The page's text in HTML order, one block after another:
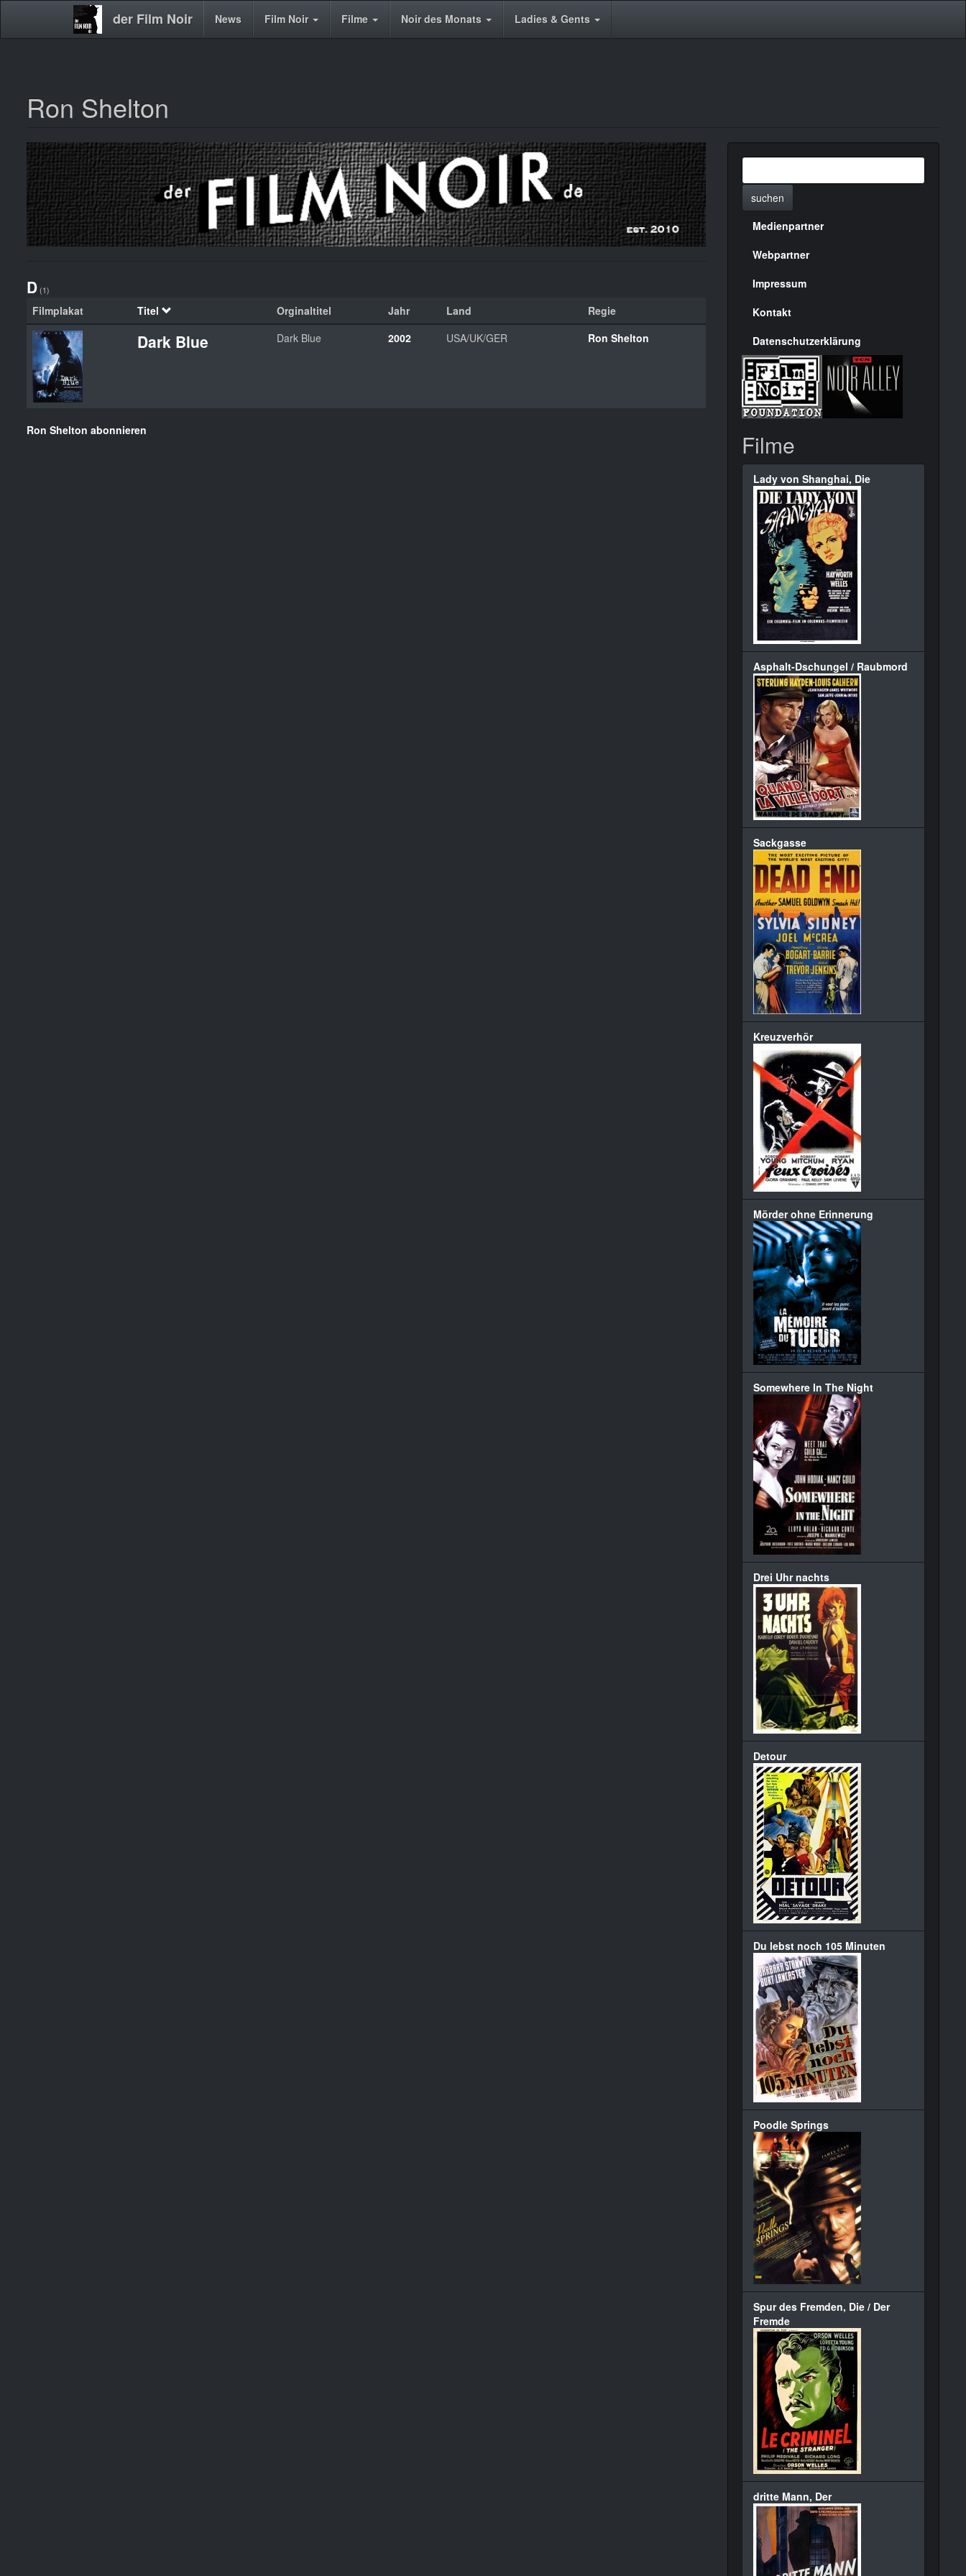
der Film Noir
Main News Film Noir Filme Noir des Monats Ladies & Gents
Ron Shelton
D (1)
Filmplakat Titel Orginaltitel Jahr Land Regie
Dark Blue Dark Blue 2002 USA/UK/GER Ron Shelton
Ron Shelton abonnieren
suchen
Menülinks
rechte
Seite
Medienpartner
Webpartner
Impressum
Kontakt
Datenschutzerklärung
Filme
Lady von Shanghai, Die
Asphalt-Dschungel / Raubmord
Sackgasse
Kreuzverhör
Mörder ohne Erinnerung
Somewhere In The Night
Drei Uhr nachts
Detour
Du lebst noch 105 Minuten
Poodle Springs
Spur des Fremden, Die / Der
Fremde
dritte Mann, Der